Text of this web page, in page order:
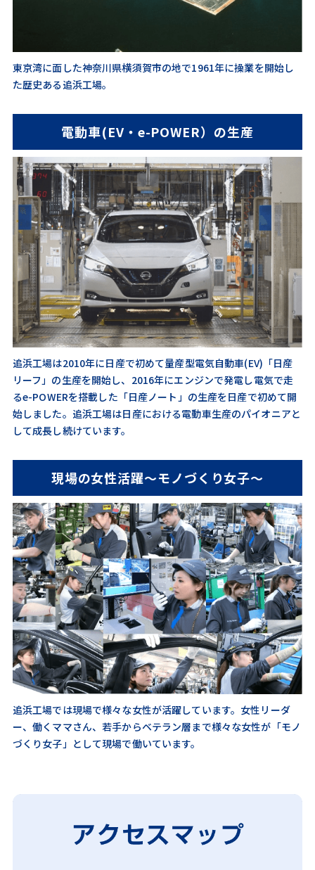
東京湾に面した神奈川県横須賀市の地で1961年に操業を開始し
た歴史ある追浜工場。
電動車(EV・e-POWER）の生産
追浜工場は2010年に日産で初めて量産型電気自動車(EV)「日産
リーフ」の生産を開始し、2016年にエンジンで発電し電気で走
るe-POWERを搭載した「日産ノート」の生産を日産で初めて開
始しました。追浜工場は日産における電動車生産のパイオニアと
して成長し続けています。
現場の女性活躍～モノづくり女子～
追浜工場では現場で様々な女性が活躍しています。女性リーダ
ー、働くママさん、若手からベテラン層まで様々な女性が「モノ
づくり女子」として現場で働いています。